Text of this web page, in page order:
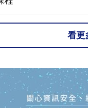
看更